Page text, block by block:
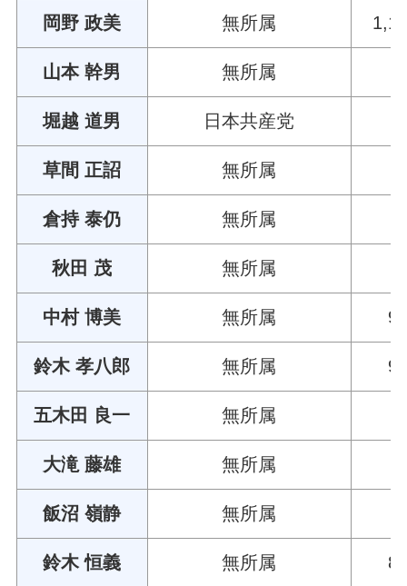
岡野 政美 無所属
山本 幹男 無所属
堀越 道男 日本共産党
草間 正詔 無所属
倉持 泰仍 無所属
秋田 茂 無所属
中村 博美 無所属
鈴木 孝八郎 無所属
五木田 良一 無所属
大滝 藤雄 無所属
飯沼 嶺静 無所属
鈴木 恒義 無所属